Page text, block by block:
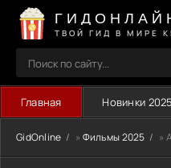
ТВОЙ ГИД В МИРЕ
Главная Новинки 2025
GidOnline » Фильмы 2025 »